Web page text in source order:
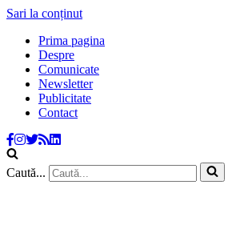
Sari la conținut
Prima pagina
Despre
Comunicate
Newsletter
Publicitate
Contact
Caută...